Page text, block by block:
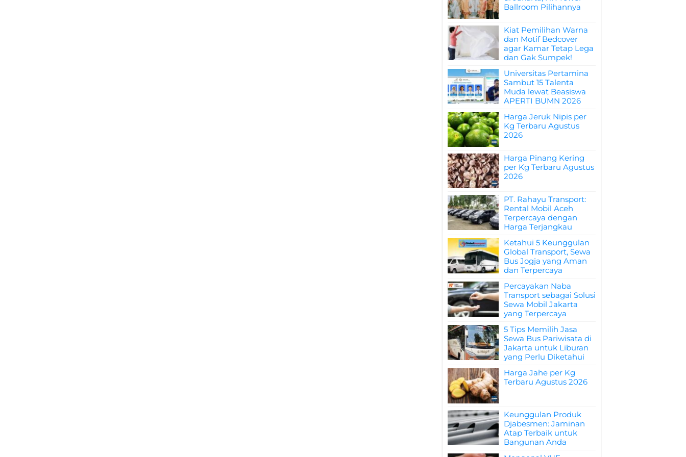
Ballroom Pilihannya
Kiat Pemilihan Warna
dan Motif Bedcover
agar Kamar Tetap Lega
dan Gak Sumpek!
Universitas Pertamina
Sambut 15 Talenta
Muda lewat Beasiswa
APERTI BUMN 2026
Harga Jeruk Nipis per
Kg Terbaru Agustus
2026
Harga Pinang Kering
per Kg Terbaru Agustus
2026
PT. Rahayu Transport:
Rental Mobil Aceh
Terpercaya dengan
Harga Terjangkau
Ketahui 5 Keunggulan
Global Transport, Sewa
Bus Jogja yang Aman
dan Terpercaya
Percayakan Naba
Transport sebagai Solusi
Sewa Mobil Jakarta
yang Terpercaya
5 Tips Memilih Jasa
Sewa Bus Pariwisata di
Jakarta untuk Liburan
yang Perlu Diketahui
Harga Jahe per Kg
Terbaru Agustus 2026
Keunggulan Produk
Djabesmen: Jaminan
Atap Terbaik untuk
Bangunan Anda